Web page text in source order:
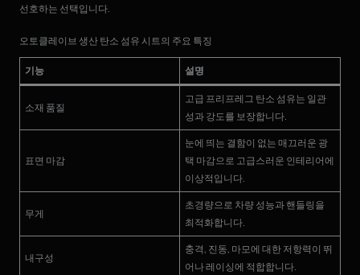
선호하는 선택입니다.
오토클레이브 생산 탄소 섬유 시트의 주요 특징
기능 설명
소재 품질
고급 프리프레그 탄소 섬유는 일관
성과 강도를 보장합니다.
표면 마감
눈에 띄는 결함이 없는 매끄러운 광
택 마감으로 고급스러운 인테리어에
이상적입니다.
무게
초경량으로 차량 성능과 핸들링을
최적화합니다.
내구성
충격, 진동, 마모에 대한 저항력이 뛰
어나 레이싱에 적합합니다.